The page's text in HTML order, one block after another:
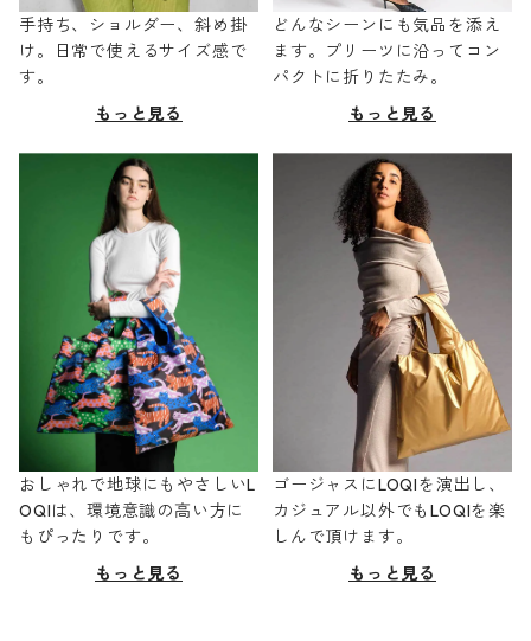
手持ち、ショルダー、斜め掛
け。日常で使えるサイズ感で
す。
もっと見る
どんなシーンにも気品を添え
ます。プリーツに沿ってコン
パクトに折りたたみ。
もっと見る
おしゃれで地球にもやさしいL
OQIは、環境意識の高い方に
もぴったりです。
もっと見る
ゴージャスにLOQIを演出し、
カジュアル以外でもLOQIを楽
しんで頂けます。
もっと見る